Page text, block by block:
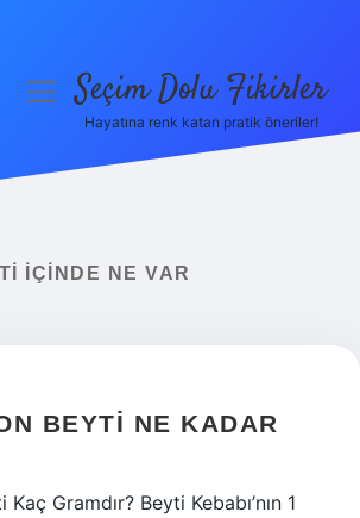
menüyüSeçim Dolu Fikirler
Hayatına renk katan pratik öneriler!
IÇINDE NE VAR
BEYTI NE KADAR
Gramdır? Beyti Kebabı’nın 1